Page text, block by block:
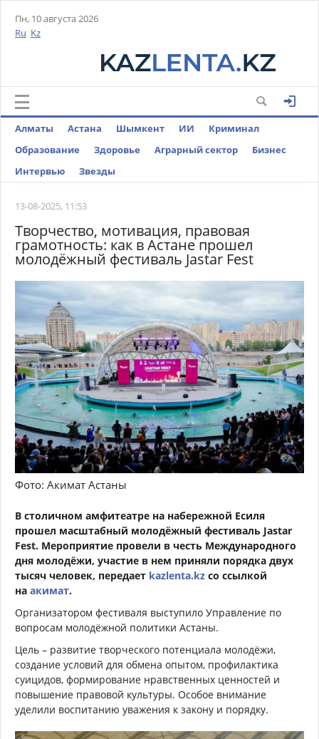
Пн, 10 августа 2026
Ru Kz
Алматы Астана Шымкент ИИ
Криминал
Образование
Здоровье Аграрный сектор
Бизнес
Интервью
Звезды
13-08-2025, 11:53
Творчество, мотивация, правовая
грамотность: как в Астане прошел
молодёжный фестиваль Jastar Fest
Фото: Акимат Астаны
В столичном амфитеатре на набережной Есиля
прошел масштабный молодёжный фестиваль Jastar
Fest. Мероприятие провели в честь Международного
дня молодёжи, участие в нем приняли порядка двух
тысяч человек, передает kazlenta.kz со ссылкой
на акимат.
Организатором фестиваля выступило Управление по
вопросам молодёжной политики Астаны.
Цель – развитие творческого потенциала молодёжи,
создание условий для обмена опытом, профилактика
суицидов, формирование нравственных ценностей и
повышение правовой культуры. Особое внимание
уделили воспитанию уважения к закону и порядку.